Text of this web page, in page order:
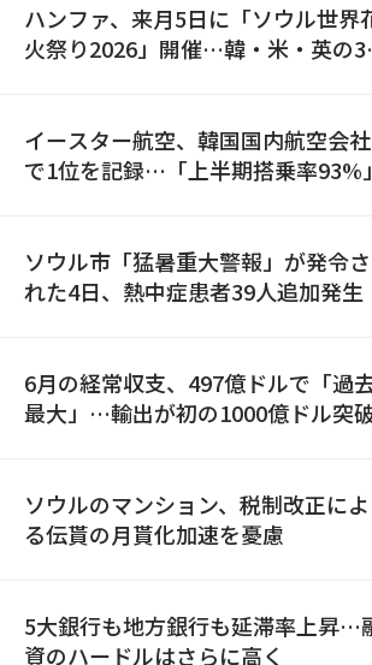
ハンファ、来月5日に「ソウル世界
火祭り2026」開催…韓・米・英の3
イースター航空、韓国国内航空会社
で1位を記録…「上半期搭乗率93%」
ソウル市「猛暑重大警報」が発令さ
れた4日、熱中症患者39人追加発生
6月の経常収支、497億ドルで「過
最大」…輸出が初の1000億ドル突
ソウルのマンション、税制改正によ
る伝貰の月貰化加速を憂慮
5大銀行も地方銀行も延滞率上昇…
資のハードルはさらに高く